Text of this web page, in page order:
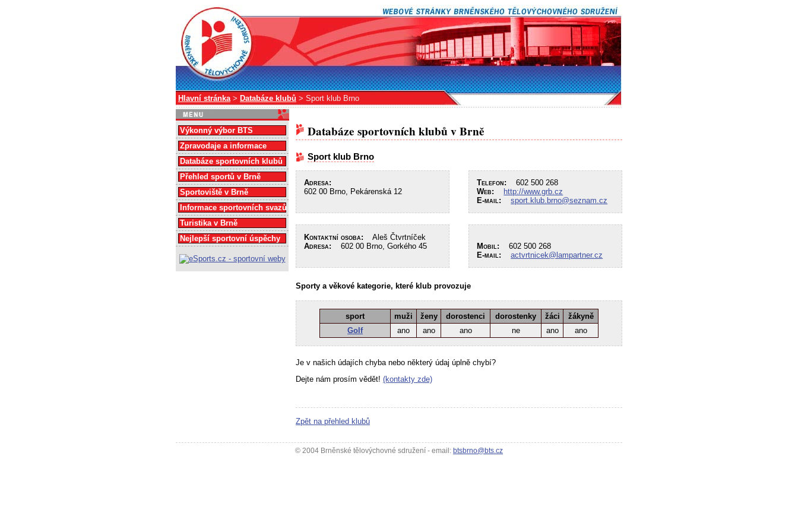
Hlavní stránka> Databáze klubů > Sport klub Brno
Databáze sportovních klubů v Brně
Sport klub Brno
Adresa:
602 00 Brno, Pekárenská 12
Telefon: 602 500 268
Web:
http://www.grb.cz
E-mail:
sport.klub.brno@seznam.cz
Kontaktní osoba: Aleš Čtvrtníček
Adresa: 602 00 Brno, Gorkého 45 Mobil: 602 500 268
E-mail:
actvrtnicek@lampartner.cz
Sporty a věkové kategorie, které klub provozuje
sport muži ženy dorostenci dorostenky žáci
žákyně
Golf
ano ano ano ne ano ano
Je v našich údajích chyba nebo některý údaj úplně chybí?
Dejte nám prosím vědět! (kontakty zde)
Zpět na přehled klubů
Výkonný výbor BTS
Zpravodaje a informace
Databáze sportovních klubů
Přehled sportů v Brně
Sportoviště v Brně
Informace sportovních svazů
Turistika v Brně
Nejlepší sportovní úspěchy
© 2004 Brněnské tělovýchovné sdružení - email: btsbrno@bts.cz